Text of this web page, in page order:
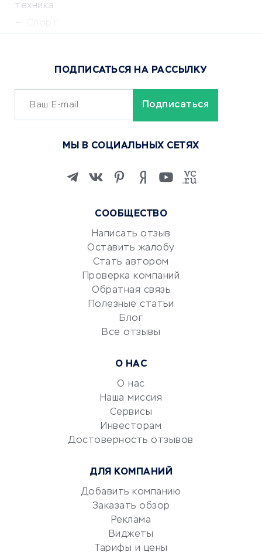
техника
Сервисы доставки
ОБУЧЕНИЕ И РАБОТА
Изучение иностранных
Маркетинг и продажи
Репетиторство
Красота и здоровье
Сервисы по поиску работы
Сетевой маркетинг
УСЛУГИ ДЛЯ БИЗНЕСА
документооборот
Консалтинговые компании
Аудиторские компании
Бухгалтерия онлайн
СООБЩЕСТВО
Написать отзыв
Оставить жалобу
Стать автором
Проверка компаний
Обратная связь
Полезные статьи
Блог
Все отзывы
О НАС
О нас
Наша миссия
Сервисы
Инвесторам
Достоверность отзывов
ДЛЯ КОМПАНИЙ
Добавить компанию
Заказать обзор
Реклама
Виджеты
Тарифы и цены
ПОДПИСАТЬСЯ НА РАССЫЛКУ
МЫ В СОЦИАЛЬНЫХ СЕТЯХ